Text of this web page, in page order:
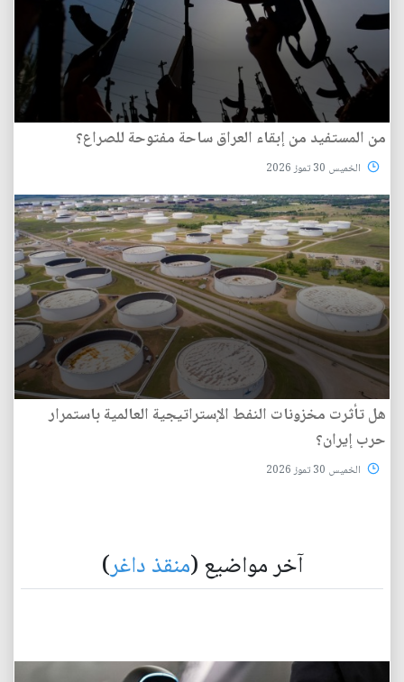
من المستفيد من إبقاء العراق ساحة مفتوحة للصراع؟
الخميس 30 تموز 2026
هل تأثرت مخزونات النفط الإستراتيجية العالمية باستمرار
حرب إيران؟
الخميس 30 تموز 2026
آخر مواضيع (منقذ داغر)